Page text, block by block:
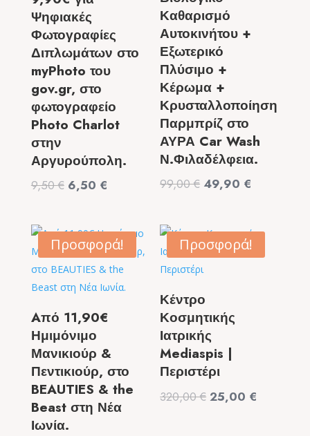
Ψηφιακές
Φωτογραφίες
Διπλωμάτων στο
myPhoto του
gov.gr, στο
φωτογραφείο
Photo Charlot
στην
Αργυρούπολη.
9,50€ Original
9,50 €.
6,50 €
είναι:
6,50 €.
Καθαρισμό
Αυτοκινήτου +
Εξωτερικό
Πλύσιμο +
Κέρωμα +
Κρυσταλλοποίηση
Παρμπρίζ στο
ΑΥΡΑ Car Wash
Ν.Φιλαδέλφεια.
99,00€ Original
99,00 €.
49,90 €
49,90 €.
Προσφορά!
Aπό 11,90€
Ημιμόνιμο
Μανικιούρ &
Πεντικιούρ, στο
BEAUTIES & the
Beast στη Νέα
Ιωνία.
Προσφορά!
Κέντρο
Κοσμητικής
Ιατρικής
Mediaspis |
Περιστέρι
320,00€ Original
25,00 €